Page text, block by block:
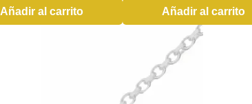
Añadir al carrito Añadir al carrito